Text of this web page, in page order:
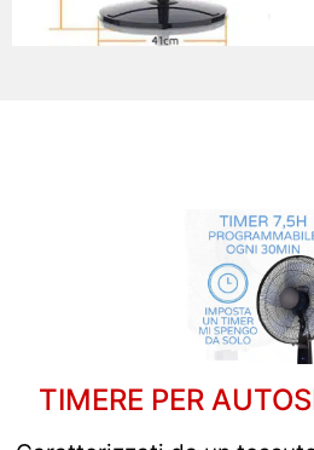
TIMERE PER